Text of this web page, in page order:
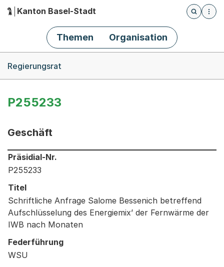
Hauptnavigation
Kanton Basel-Stadt
Öffnet
Themen Organisation
Regierungsrat
P255233
Geschäft
Informationen zum Ausgewählten Geschäft
Präsidial-Nr.
P255233
Titel
Schriftliche Anfrage Salome Bessenich betreffend
Aufschlüsselung des Energiemix’ der Fernwärme der
IWB nach Monaten
Federführung
WSU